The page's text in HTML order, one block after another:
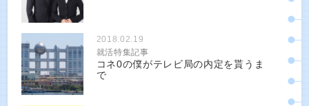
2018.02.19
就活特集記事
コネ0の僕がテレビ局の内定を貰うま
で